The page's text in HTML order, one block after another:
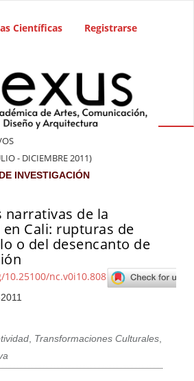
Científicas Registrarse
- DICIEMBRE 2011)
INVESTIGACIÓN
narrativas de la
Cali: rupturas de
o del desencanto de
nc.v0i10.808
, Transformaciones Culturales,
artículo